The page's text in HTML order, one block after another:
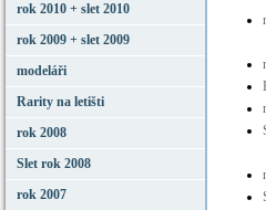
rok 2010 + slet 2010
rok 2009 + slet 2009
modeláři
Rarity na letišti
rok 2008
Slet rok 2008
rok 2007